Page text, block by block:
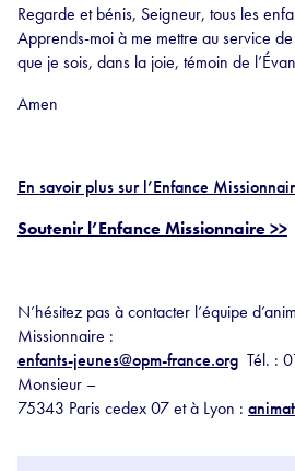
Regarde et bénis, Seigneur, tous les
Apprends-moi à me mettre au service
que je sois, dans la joie, témoin de
Amen
En savoir plus sur l’Enfance
Soutenir l’Enfance Missionnaire >>
N’hésitez pas à contacter l’équipe
Missionnaire :
enfants-jeunes@opm-france.org Tél. :
Monsieur –
75343 Paris cedex 07 et à Lyon :